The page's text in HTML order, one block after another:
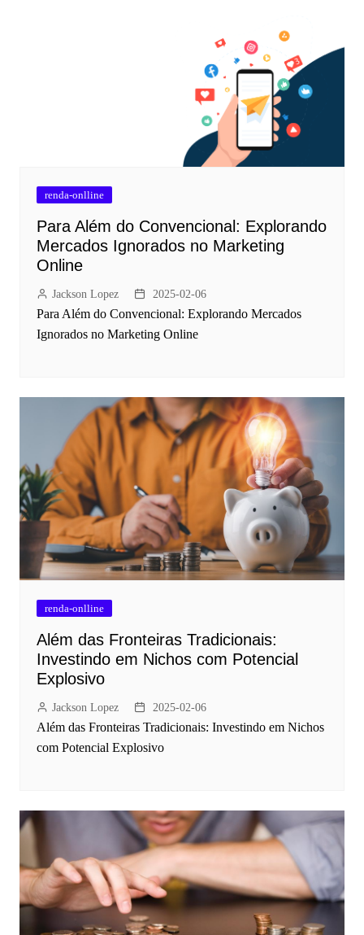
renda-onlline
Para Além do Convencional: Explorando
Mercados Ignorados no Marketing
Online
Jackson Lopez 2025-02-06
Para Além do Convencional: Explorando Mercados
Ignorados no Marketing Online
renda-onlline
Além das Fronteiras Tradicionais:
Investindo em Nichos com Potencial
Explosivo
Jackson Lopez 2025-02-06
Além das Fronteiras Tradicionais: Investindo em Nichos
com Potencial Explosivo